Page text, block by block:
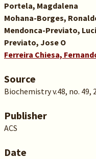
Portela, Magdalena
Mohana-Borges,
Mendonca-Previato,
Previato, Jose O
Ferreira Chiesa,
Source
Biochemistry v.48, no. 49,
Publisher
ACS
Date